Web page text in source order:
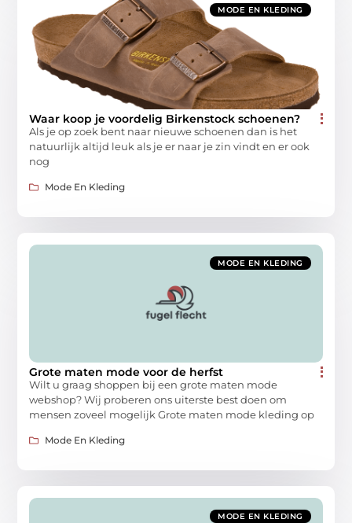
MODE EN KLEDING
Waar koop je voordelig Birkenstock schoenen?
Als je op zoek bent naar nieuwe schoenen dan is het
natuurlijk altijd leuk als je er naar je zin vindt en er ook
nog
Mode En Kleding
MODE EN KLEDING
Grote maten mode voor de herfst
Wilt u graag shoppen bij een grote maten mode
webshop? Wij proberen ons uiterste best doen om
mensen zoveel mogelijk Grote maten mode kleding op
Mode En Kleding
MODE EN KLEDING